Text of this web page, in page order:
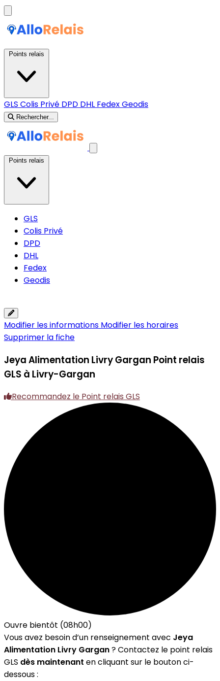
GLS Colis Privé DPD DHL FedexGeodis
Rechercher...
GLS
Colis Privé
DPD
DHL
Fedex
Geodis
Modifier les informations Modifier les horaires
Supprimer la fiche
Jeya Alimentation Livry Gargan Point relais
GLS à Livry-Gargan
Recommandez le Point relais GLS
Ouvre bientôt (08h00)
Vous avez besoin d’un renseignement avec Jeya
Alimentation Livry Gargan? Contactez le point relais
GLS dès maintenant en cliquant sur le bouton ci-
dessous :